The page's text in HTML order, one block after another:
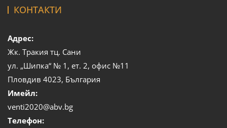
КОНТАКТИ
Адрес:
Жк. Тракия тц. Сани
ул. „Шипка“ № 1, ет. 2, офис №11
Пловдив 4023, България
Имейл:
venti2020@abv.bg
Телефон: